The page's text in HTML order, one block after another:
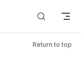
Return to top